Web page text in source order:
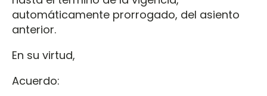
automáticamente prorrogado, del asiento
anterior.
En su virtud,
Acuerdo: